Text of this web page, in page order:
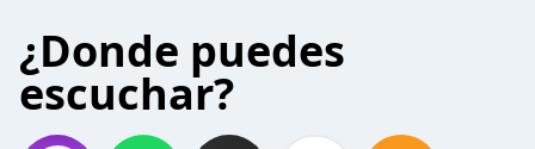
¿Donde puedes
escuchar?